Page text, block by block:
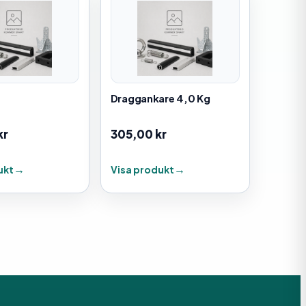
Draggankare 4,0 Kg
305,00 kr
Visa produkt